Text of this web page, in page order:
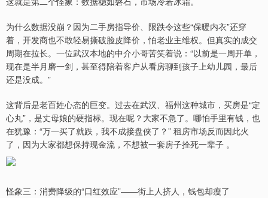
为什么数据没崩？因为二手房指导价、限跌令这些“保暖内衣”还穿
着，开发商也不敢轻易撕破脸皮降价，怕老业主维权。但真实的成交
周期在拉长。一位武汉本地的中介小哥苦笑着说：“以前是一周开单，
现在是半月磨一剑，甚至得陪着客户从看房聊到孩子上幼儿园，最后
还是没成。”
这背后是老百姓心态的巨变。过去在武汉、福州这种城市，买房是“定
心丸”，是丈母娘的硬指标。现在呢？大家不急了。哪怕手里有钱，也
在犹豫：“万一买了就跌，我不成接盘侠了？” 租房市场反而因此火
了，因为大家都想保持现金流，不想被一套房子拴死一辈子 。
怪象三：消费降级的“口红效应”——街上人挤人，钱包却瘦了